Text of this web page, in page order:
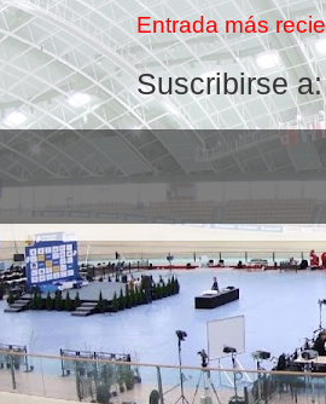
Entrada más
Suscribirse